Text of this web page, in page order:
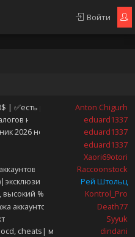
| ✅есть родная rambler почта
Anton Chigurh
нет
eduard1337
2026 новый crypto exchanger
eduard1337
eduard1337
Xaori69otori
покупка и продажа.
Raccoonstock
товары|shtolts
Рей Штольц
высокий %, быстрые выплаты [деп
Kontrol_Pro
аккаунтов simpcity
Death77
Syyuk
cheats| мод, телепорт наdindani
Войти